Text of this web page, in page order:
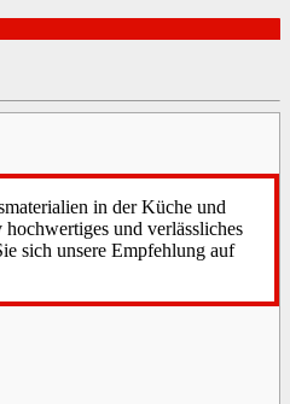
in der Küche und
und verlässliches
sich unsere Empfehlung auf